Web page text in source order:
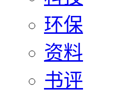
环保
资料
书评